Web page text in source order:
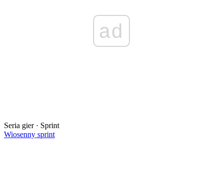
ad
Seria gier · Sprint
Wiosenny sprint